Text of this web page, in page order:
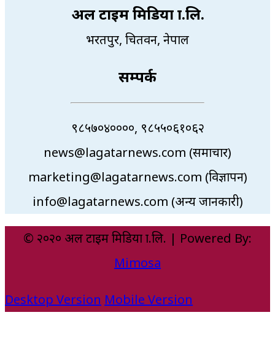
अल टाइम मिडिया प्रा.लि.
भरतपुर, चितवन, नेपाल
सम्पर्क
९८५७०४००००, ९८५५०६१०६२
news@lagatarnews.com (समाचार)
marketing@lagatarnews.com (विज्ञापन)
info@lagatarnews.com (अन्य जानकारी)
© २०२० अल टाइम मिडिया प्रा.लि. | Powered By:
Mimosa
Desktop Version Mobile Version